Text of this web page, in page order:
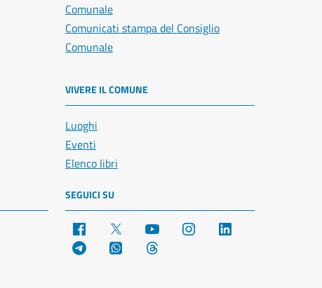
Comunale
Comunicati stampa del Consiglio
Comunale
VIVERE IL COMUNE
Luoghi
Eventi
Elenco libri
SEGUICI SU
Facebook YouTube Instagram
Telegram WhatsApp